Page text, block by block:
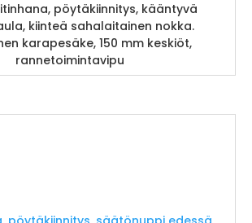
pöytäkiinnitys, kääntyvä
kiinteä sahalaitainen nokka.
karapesäke, 150 mm keskiöt,
rannetoimintavipu